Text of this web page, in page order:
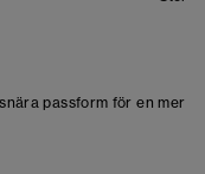
passform för en mer